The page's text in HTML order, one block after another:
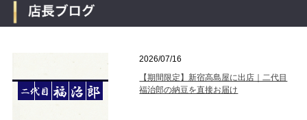
2026/07/16
【期間限定】新宿高島屋に出店｜二代目
福治郎の納豆を直接お届け